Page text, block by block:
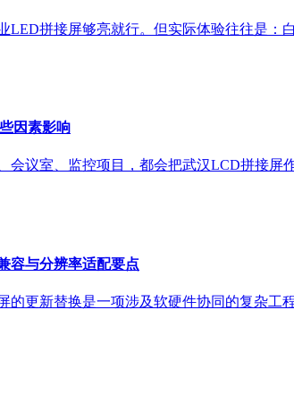
LED拼接屏够亮就行。但实际体验往往是：
因素影响
会议室、监控项目，都会把武汉LCD拼接屏
容与分辨率适配要点
更新替换是一项涉及软硬件协同的复杂工